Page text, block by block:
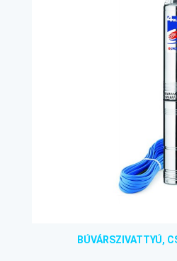
BÚVÁRSZIVATTYÚ,